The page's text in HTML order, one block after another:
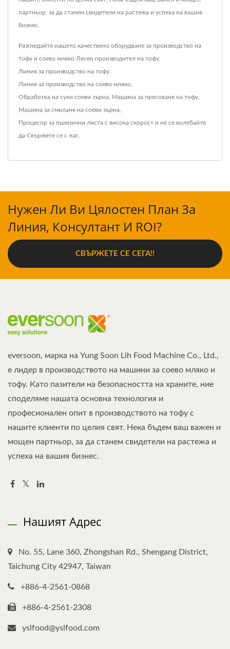
партньор, за да станем свидетели на растежа и успеха на вашия
бизнес.
Разгледайте нашето качествено оборудване за производство на
тофу и соево мляко Лесен производител на тофу
Линия за производство на тофу
Линия за производство на соево мляко
Обработка на сухи соеви зърна Машина за пресоване на тофу
Машина за смилане на соеви зърна
Процесор за пшенични листа с висока скорост и не се колебайте
да Свържете се с нас
Нужен Ли Ви Цялостен План За
Линия, Консултант И ROI?
СВЪРЖЕТЕ СЕ СЕГА!!
eversoon, марка на Yung Soon Lih Food Machine Co., Ltd.,
е лидер в производството на машини за соево мляко и
тофу. Като пазители на безопасността на храните, ние
споделяме нашата основна технология и
професионален опит в производството на тофу с
нашите клиенти по целия свят. Нека бъдем ваш важен и
мощен партньор, за да станем свидетели на растежа и
успеха на вашия бизнес.
Нашият Адрес
No. 55, Lane 360, Zhongshan Rd., Shengang District,
Taichung City 42947, Taiwan
+886-4-2561-0868
+886-4-2561-2308
yslfood@yslfood.com